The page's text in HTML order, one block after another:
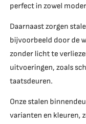
perfect in zowel
Daarnaast zorgen
bijvoorbeeld door de
zonder licht te
uitvoeringen, zoals
taatsdeuren.
Onze stalen
varianten en kleuren,